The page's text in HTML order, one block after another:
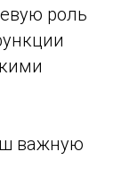
роль
важную